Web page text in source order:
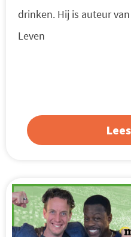
drinken. Hij is auteur
Leven